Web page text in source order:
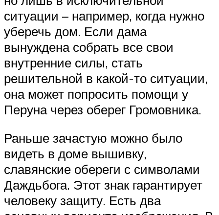
ситуации – например, когда нужно
уберечь дом. Если дама
вынуждена собрать все свои
внутренние силы, стать
решительной в какой-то ситуации,
она может попросить помощи у
Перуна через оберег Громовника.
Раньше зачастую можно было
видеть в доме вышивку,
славянские обереги с символами
Даждьбога. Этот знак гарантирует
человеку защиту. Есть два